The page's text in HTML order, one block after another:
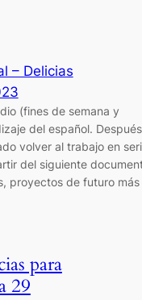
– Delicias
(fines de semana y
del español.
volver al trabajo en
del siguiente
proyectos de futuro más
para
29